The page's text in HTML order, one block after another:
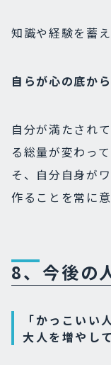
知識や経験を蓄え
自らが心の底か
自分が満たされ
る総量が変わっ
そ、自分自身が
作ることを常に
8、今後の
「かっこいい
大人を増やし